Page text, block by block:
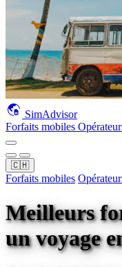
SimAdvisor
Forfaits mobiles
🇨🇭
Forfaits mobiles
Meilleurs
un voyage